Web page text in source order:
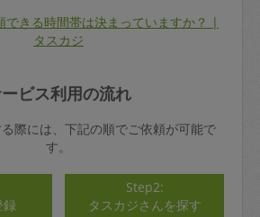
できる時間帯は決まっていますか？ |
タスカジ
ビス利用の流れ
際には、下記の順でご依頼が可能で
す。
録
Step2:
タスカジさんを探す